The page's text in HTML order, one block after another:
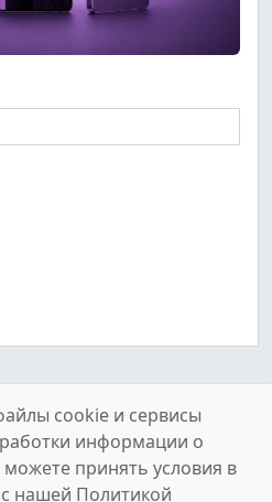
cookie и сервисы
информации о
принять условия в
нашей Политикой